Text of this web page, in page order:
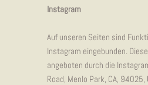
Instagram
Auf unseren Seiten sind
Instagram eingebunden.
angeboten durch die
Road, Menlo Park, CA, 94025,